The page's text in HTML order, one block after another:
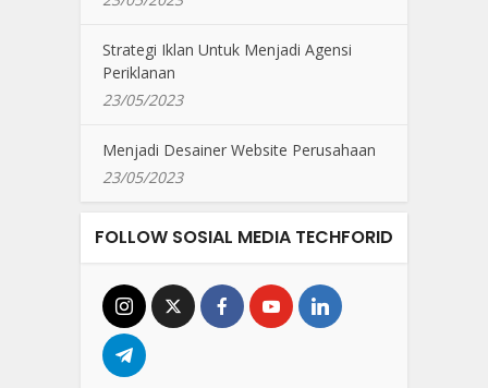
Strategi Iklan Untuk Menjadi Agensi
Periklanan
23/05/2023
Menjadi Desainer Website Perusahaan
23/05/2023
FOLLOW SOSIAL MEDIA TECHFORID